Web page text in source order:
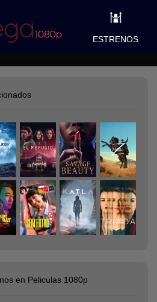
ESTRENOS
en Peliculas 1080p